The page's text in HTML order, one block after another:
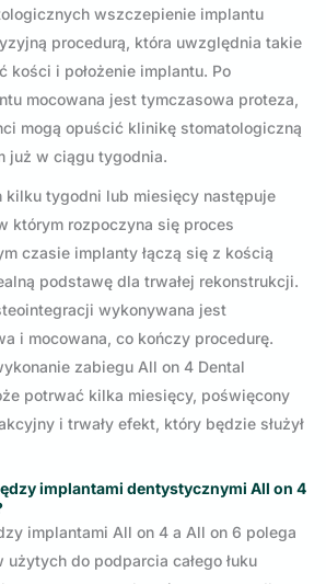
wszczepienie implantu
procedurą, która uwzględnia takie
kości i położenie implantu. Po
mocowana jest tymczasowa proteza,
mogą opuścić klinikę stomatologiczną
już w ciągu tygodnia.
kilku tygodni lub miesięcy następuje
którym rozpoczyna się proces
czasie implanty łączą się z kością
podstawę dla trwałej rekonstrukcji.
wykonywana jest
i mocowana, co kończy procedurę.
zabiegu All on 4 Dental
potrwać kilka miesięcy, poświęcony
i trwały efekt, który będzie służył
implantami dentystycznymi All on 4
implantami All on 4 a All on 6 polega
do podparcia całego łuku